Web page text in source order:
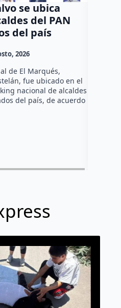
se ubica
del PAN
del país
2026
de El Marqués,
fue ubicado en el
nacional de alcaldes
del país, de acuerdo